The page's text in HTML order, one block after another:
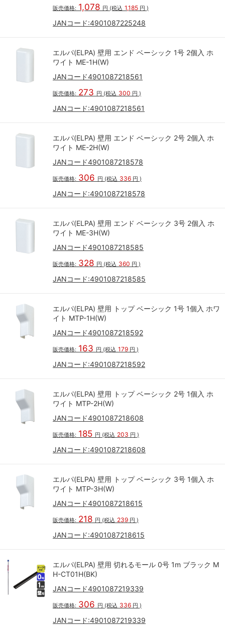
販売価格: 1,078 円 (税込 1,185 円 )
JANコード:4901087225248
エルパ(ELPA) 壁用 エンド ベーシック 1号 2個入 ホ
ワイト ME-1H(W)
JANコード4901087218561
販売価格: 273 円 (税込 300 円 )
JANコード:4901087218561
エルパ(ELPA) 壁用 エンド ベーシック 2号 2個入 ホ
ワイト ME-2H(W)
JANコード4901087218578
販売価格: 306 円 (税込 336 円 )
JANコード:4901087218578
エルパ(ELPA) 壁用 エンド ベーシック 3号 2個入 ホ
ワイト ME-3H(W)
JANコード4901087218585
販売価格: 328 円 (税込 360 円 )
JANコード:4901087218585
エルパ(ELPA) 壁用 トップ ベーシック 1号 1個入 ホワ
イト MTP-1H(W)
JANコード4901087218592
販売価格: 163 円 (税込 179 円 )
JANコード:4901087218592
エルパ(ELPA) 壁用 トップ ベーシック 2号 1個入 ホ
ワイト MTP-2H(W)
JANコード4901087218608
販売価格: 185 円 (税込 203 円 )
JANコード:4901087218608
エルパ(ELPA) 壁用 トップ ベーシック 3号 1個入 ホ
ワイト MTP-3H(W)
JANコード4901087218615
販売価格: 218 円 (税込 239 円 )
JANコード:4901087218615
エルパ(ELPA) 壁用 切れるモール 0号 1m ブラック M
H-CT01H(BK)
JANコード4901087219339
販売価格: 306 円 (税込 336 円 )
JANコード:4901087219339